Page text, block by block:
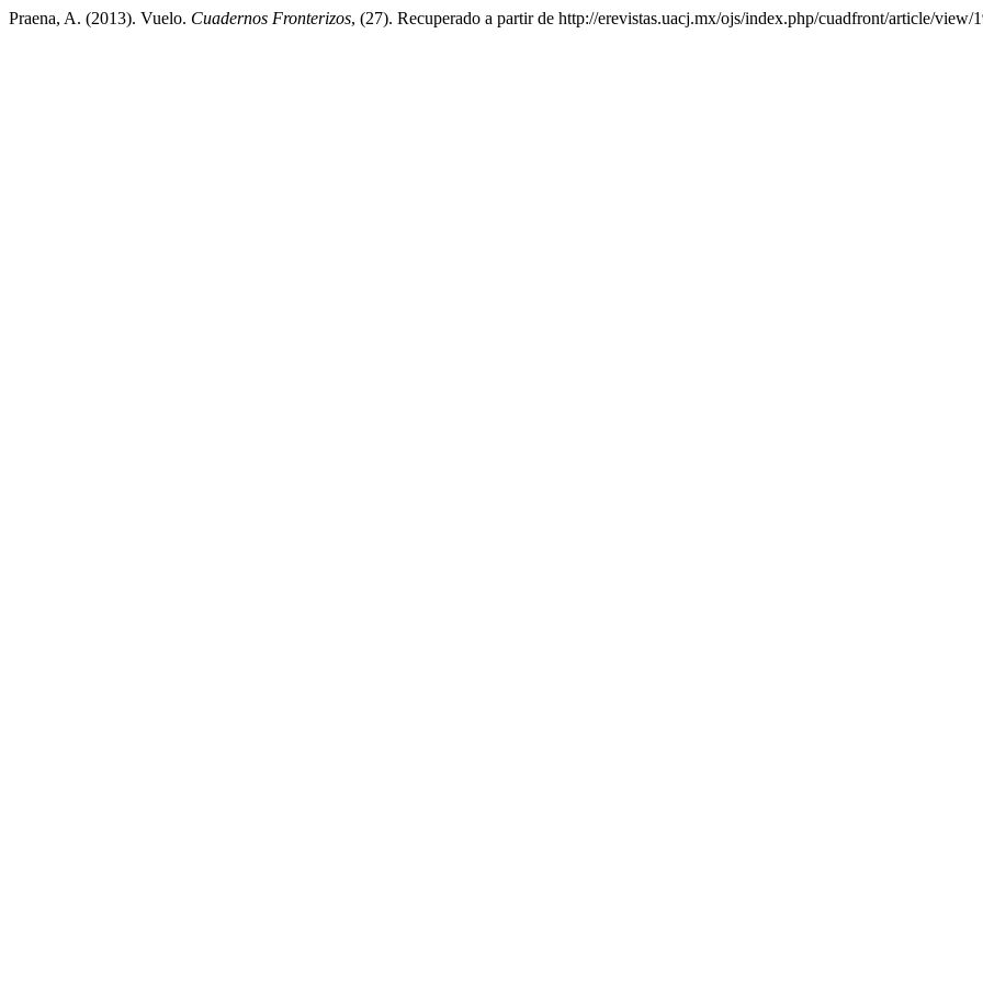
Praena, A. (2013). Vuelo. Cuadernos Fronterizos, (27). Recuperado a partir de http://erevistas.uacj.mx/ojs/index.php/cuadfront/article/view/